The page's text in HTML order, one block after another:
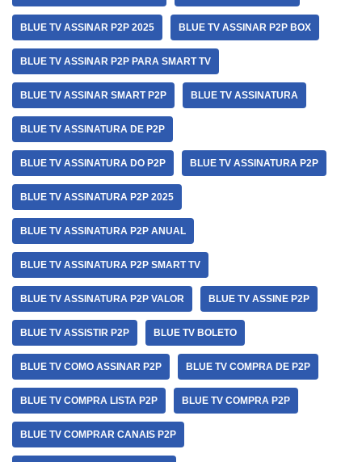
BLUE TV ASSINAR P2P 2025 BLUE TV ASSINAR P2P BOX
BLUE TV ASSINAR P2P PARA SMART TV
BLUE TV ASSINAR SMART P2P BLUE TV ASSINATURA
BLUE TV ASSINATURA DE P2P
BLUE TV ASSINATURA DO P2P BLUE TV ASSINATURA P2P
BLUE TV ASSINATURA P2P 2025
BLUE TV ASSINATURA P2P ANUAL
BLUE TV ASSINATURA P2P SMART TV
BLUE TV ASSINATURA P2P VALOR BLUE TV ASSINE P2P
BLUE TV ASSISTIR P2P BLUE TV BOLETO
BLUE TV COMO ASSINAR P2P BLUE TV COMPRA DE P2P
BLUE TV COMPRA LISTA P2P BLUE TV COMPRA P2P
BLUE TV COMPRAR CANAIS P2P